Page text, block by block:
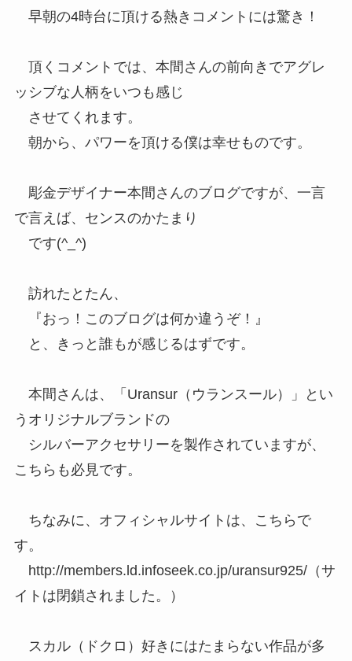
早朝の4時台に頂ける熱きコメントには驚き！
頂くコメントでは、本間さんの前向きでアグレ
ッシブな人柄をいつも感じ
させてくれます。
朝から、パワーを頂ける僕は幸せものです。
彫金デザイナー本間さんのブログですが、一言
で言えば、センスのかたまり
です(^_^)
訪れたとたん、
『おっ！このブログは何か違うぞ！』
と、きっと誰もが感じるはずです。
本間さんは、「Uransur（ウランスール）」とい
うオリジナルブランドの
シルバーアクセサリーを製作されていますが、
こちらも必見です。
ちなみに、オフィシャルサイトは、こちらで
す。
http://members.ld.infoseek.co.jp/uransur925/（サ
イトは閉鎖されました。）
スカル（ドクロ）好きにはたまらない作品が多